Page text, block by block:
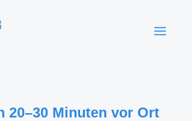
20–30 Minuten vor Ort